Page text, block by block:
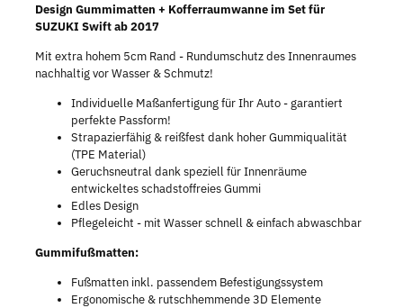
Design Gummimatten + Kofferraumwanne im Set für
SUZUKI Swift ab 2017
Mit extra hohem 5cm Rand - Rundumschutz des Innenraumes
nachhaltig vor Wasser & Schmutz!
Individuelle Maßanfertigung für Ihr Auto - garantiert
perfekte Passform!
Strapazierfähig & reißfest dank hoher Gummiqualität
(TPE Material)
Geruchsneutral dank speziell für Innenräume
entwickeltes schadstoffreies Gummi
Edles Design
Pflegeleicht - mit Wasser schnell & einfach abwaschbar
Gummifußmatten:
Fußmatten inkl. passendem Befestigungssystem
Ergonomische & rutschhemmende 3D Elemente